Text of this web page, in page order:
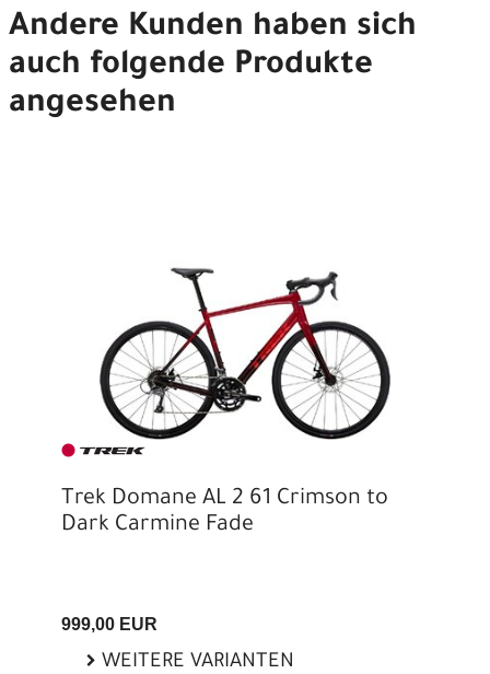
Andere Kunden haben sich
auch folgende Produkte
angesehen
Trek Domane AL 2 61 Crimson to
Dark Carmine Fade
999,00 EUR
WEITERE VARIANTEN